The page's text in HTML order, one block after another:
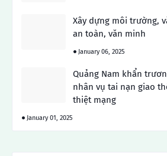
Xây dựng môi trường,
an toàn, văn minh
January 06, 2025
Quảng Nam khẩn
nhân vụ tai nạn giao
thiệt mạng
January 01, 2025